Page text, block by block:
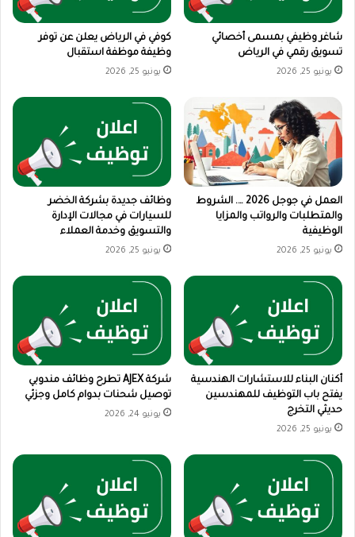
شاغر وظيفي بمسمى أخصائي
تسويق رقمي في الرياض
يونيو 25, 2026
كوفي في الرياض يعلن عن توفر
وظيفة موظفة استقبال
يونيو 25, 2026
العمل في جوجل 2026 …. الشروط
والمتطلبات والرواتب والمزايا
الوظيفية
يونيو 25, 2026
وظائف جديدة بشركة الخضر
للسيارات في مجالات الإدارة
والتسويق وخدمة العملاء
يونيو 25, 2026
أكنان البناء للاستشارات الهندسية
يفتح باب التوظيف للمهندسين
حديثي التخرج
يونيو 25, 2026
شركة AJEX تطرح وظائف مندوبي
توصيل شحنات بدوام كامل وجزئي
يونيو 24, 2026